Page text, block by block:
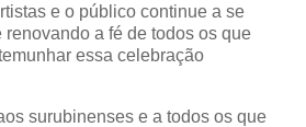
e o público continue a se
a fé de todos os que
essa celebração
surubinenses e a todos os que